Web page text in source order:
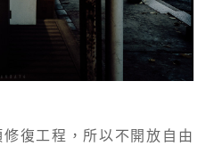
復工程，所以不開放自由